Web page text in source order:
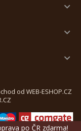



od WEB-ESHOP.CZ
po ČR zdarma!